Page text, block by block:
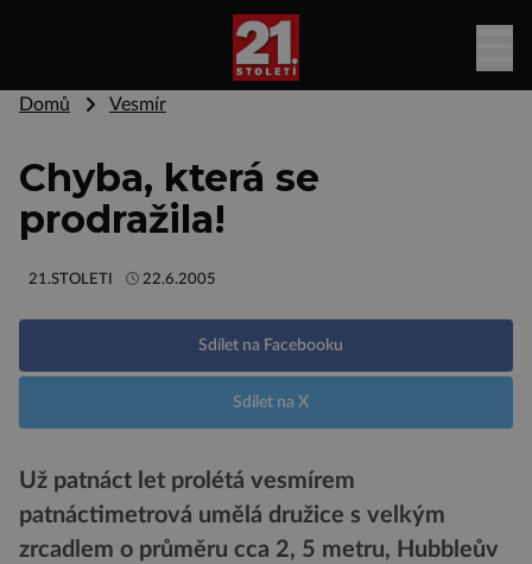
Domů Vesmír
Chyba, která se
prodražila!
21.STOLETI 22.6.2005
Sdílet na Facebooku
Sdílet na X
Už patnáct let prolétá vesmírem
patnáctimetrová umělá družice s velkým
zrcadlem o průměru cca 2, 5 metru, Hubbleův